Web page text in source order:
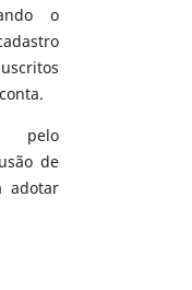
o
pelo
de
adotar